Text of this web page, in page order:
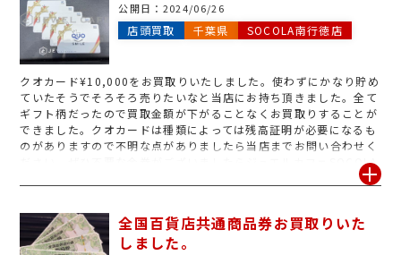
公開日： 2024/06/26
店頭買取 千葉県 SOCOLA南行徳店
クオカード¥10,000をお買取りいたしました。使わずにかなり貯め
ていたそうでそろそろ売りたいなと当店にお持ち頂きました。全て
ギフト柄だったので買取金額が下がることなくお買取りすることが
できました。クオカードは種類によっては残高証明が必要になるも
のがありますので不明な点がありましたら当店までお問い合わせく
ださい。ぜひ不要な金券がございましたらジュエルカフェSOCOLA
全国百貨店共通商品券お買取りいた
しました。